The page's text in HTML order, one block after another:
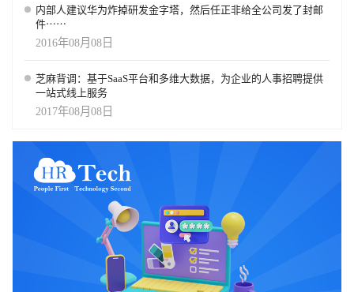
内部人建议华为炸掉研发金字塔，然后任正非给全公司发了封邮
件⋯⋯
2016年08月08日
芝麻背调：基于SaaS平台和多维大数据，为企业的人事招聘提供
一站式线上服务
2017年08月08日